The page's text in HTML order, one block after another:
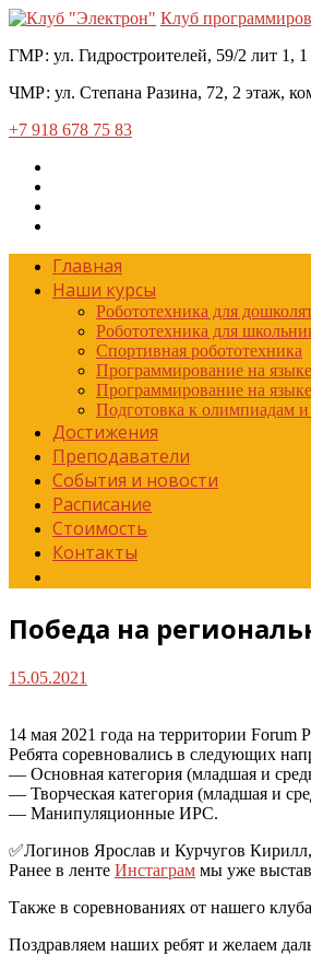
Клуб
ГМР: ул. Гидростроителей, 59/2 лит 1,
ЧМР: ул. Степана Разина, 72, 2 этаж,
+7 918 678 75 83
Главная
Наши курсы
Робототехника для
Робототехника для
Спортивная робототехника
Программирование на
Программирование на
Подготовка к олимпиадам
Достижения
Преподаватели
События и новости
Расписание
Стоимость
Контакты
Победа на
15.05.2021
14 мая 2021 года на территории Forum
Ребята соревновались в следующих
— Основная категория (младшая и
— Творческая категория (младшая и
— Манипуляционные ИРС.
✅Логинов Ярослав и Курчугов
Ранее в ленте Инстаграм мы уже
Также в соревнованиях от нашего
Поздравляем наших ребят и желаем